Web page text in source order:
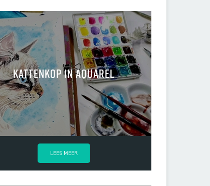
Kattenkop in aquarel
LEES MEER